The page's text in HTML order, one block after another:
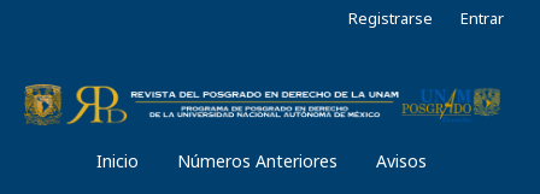
Inicio Números Anteriores Avisos
Registrarse Entrar